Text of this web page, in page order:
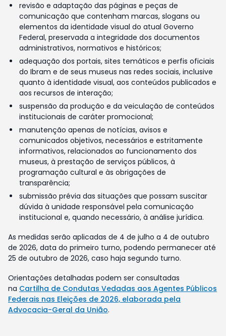
revisão e adaptação das páginas e peças de
comunicação que contenham marcas, slogans ou
elementos da identidade visual do atual Governo
Federal, preservada a integridade dos documentos
administrativos, normativos e históricos;
adequação dos portais, sites temáticos e perfis oficiais
do Ibram e de seus museus nas redes sociais, inclusive
quanto à identidade visual, aos conteúdos publicados e
aos recursos de interação;
suspensão da produção e da veiculação de conteúdos
institucionais de caráter promocional;
manutenção apenas de notícias, avisos e
comunicados objetivos, necessários e estritamente
informativos, relacionados ao funcionamento dos
museus, à prestação de serviços públicos, à
programação cultural e às obrigações de
transparência;
submissão prévia das situações que possam suscitar
dúvida à unidade responsável pela comunicação
institucional e, quando necessário, à análise jurídica.
As medidas serão aplicadas de 4 de julho a 4 de outubro
de 2026, data do primeiro turno, podendo permanecer até
25 de outubro de 2026, caso haja segundo turno.
Orientações detalhadas podem ser consultadas
na Cartilha de Condutas Vedadas aos Agentes Públicos
Federais nas Eleições de 2026, elaborada pela
Advocacia-Geral da União.